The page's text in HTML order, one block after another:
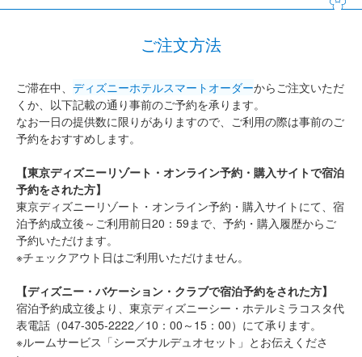
ご注文方法
ご滞在中、 ディズニーホテルスマートオーダーからご注文いただ
くか、以下記載の通り事前のご予約を承ります。
なお一日の提供数に限りがありますので、ご利用の際は事前のご
予約をおすすめします。
【東京ディズニーリゾート・オンライン予約・購入サイトで宿泊
予約をされた方】
東京ディズニーリゾート・オンライン予約・購入サイトにて、宿
泊予約成立後～ご利用前日20：59まで、予約・購入履歴からご
予約いただけます。
※チェックアウト日はご利用いただけません。
【ディズニー・バケーション・クラブで宿泊予約をされた方】
宿泊予約成立後より、東京ディズニーシー・ホテルミラコスタ代
表電話（047-305-2222／10：00～15：00）にて承ります。
※ルームサービス「シーズナルデュオセット」とお伝えくださ